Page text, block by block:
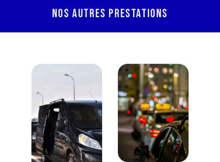
Nos autres prestations